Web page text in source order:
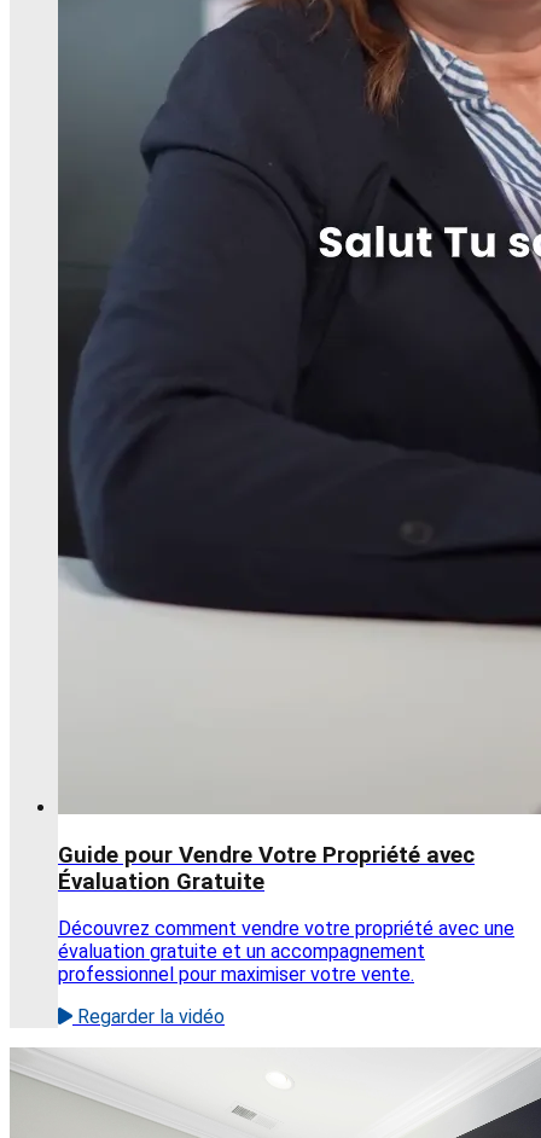
Guide pour Vendre Votre Propriété avec
Évaluation Gratuite
Découvrez comment vendre votre propriété avec une
évaluation gratuite et un accompagnement
professionnel pour maximiser votre vente.
Regarder la vidéo